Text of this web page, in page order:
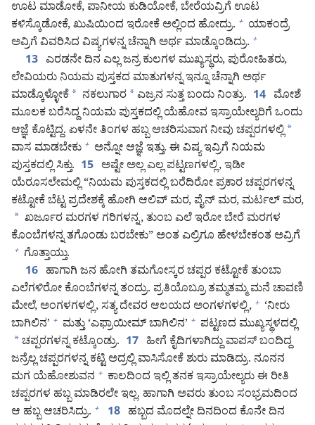
ಊಟ ಮಾಡೋಕೆ, ಪಾನೀಯ ಕುಡಿಯೋಕೆ, ಬೇರೆಯವ್ರಿಗೆ ಊಟ
ಕಳಿಸ್ಕೊಡೋಕೆ, ಖುಷಿಯಿಂದ ಇರೋಕೆ ಅಲ್ಲಿಂದ ಹೋದ್ರು. + ಯಾಕಂದ್ರೆ
ಅವ್ರಿಗೆ ವಿವರಿಸಿದ ವಿಷ್ಯಗಳನ್ನ ಚೆನ್ನಾಗಿ ಅರ್ಥ ಮಾಡ್ಕೊಂಡಿದ್ರು. +
13 ಎರಡನೇ ದಿನ ಎಲ್ಲ ಜನ್ರ ಕುಲಗಳ ಮುಖ್ಯಸ್ಥರು, ಪುರೋಹಿತರು,
ಲೇವಿಯರು ನಿಯಮ ಪುಸ್ತಕದ ಮಾತುಗಳನ್ನ ಇನ್ನೂ ಚೆನ್ನಾಗಿ ಅರ್ಥ
ಮಾಡ್ಕೊಳ್ಳೋಕೆ * ನಕಲುಗಾರ *ಎಜ್ರನ ಸುತ್ತ ಬಂದು ನಿಂತ್ರು. 14 ಮೋಶೆ
ಮೂಲಕ ಬರೆಸಿದ್ದ ನಿಯಮ ಪುಸ್ತಕದಲ್ಲಿ ಯೆಹೋವ ಇಸ್ರಾಯೇಲ್ಯರಿಗೆ ಒಂದು
ಆಜ್ಞೆ ಕೊಟ್ಟಿದ್ದ. ಏಳನೇ ತಿಂಗಳ ಹಬ್ಬ ಆಚರಿಸುವಾಗ ನೀವು ಚಪ್ಪರಗಳಲ್ಲಿ *
ವಾಸ ಮಾಡಬೇಕು + ಅನ್ನೋ ಆಜ್ಞೆ ಇತ್ತು. ಈ ವಿಷ್ಯ ಇವ್ರಿಗೆ ನಿಯಮ
ಪುಸ್ತಕದಲ್ಲಿ ಸಿಕ್ತು. 15 ಅಷ್ಟೇ ಅಲ್ಲ ಎಲ್ಲ ಪಟ್ಟಣಗಳಲ್ಲಿ, ಇಡೀ
ಯೆರೂಸಲೇಮಲ್ಲಿ “ನಿಯಮ ಪುಸ್ತಕದಲ್ಲಿ ಬರೆದಿರೋ ಪ್ರಕಾರ ಚಪ್ಪರಗಳನ್ನ
ಕಟ್ಟೋಕೆ ಬೆಟ್ಟ ಪ್ರದೇಶಕ್ಕೆ ಹೋಗಿ ಆಲಿವ್‌ ಮರ, ಪೈನ್‌ ಮರ, ಮರ್ಟಲ್‌ ಮರ,
* ಖರ್ಜೂರ ಮರಗಳ ಗರಿಗಳನ್ನ, ತುಂಬ ಎಲೆ ಇರೋ ಬೇರೆ ಮರಗಳ
ಕೊಂಬೆಗಳನ್ನ ತಗೊಂಡು ಬರಬೇಕು” ಅಂತ ಎಲ್ರಿಗೂ ಹೇಳಬೇಕಂತ ಅವ್ರಿಗೆ
+ ಗೊತ್ತಾಯ್ತು.
16 ಹಾಗಾಗಿ ಜನ ಹೋಗಿ ತಮಗೋಸ್ಕರ ಚಪ್ಪರ ಕಟ್ಟೋಕೆ ತುಂಬಾ
ಎಲೆಗಳಿರೋ ಕೊಂಬೆಗಳನ್ನ ತಂದ್ರು. ಪ್ರತಿಯೊಬ್ರೂ ತಮ್ಮತಮ್ಮ ಮನೆ ಚಾವಣಿ
ಮೇಲೆ, ಅಂಗಳಗಳಲ್ಲಿ, ಸತ್ಯ ದೇವರ ಆಲಯದ ಅಂಗಳಗಳಲ್ಲಿ, + ‘ನೀರು
ಬಾಗಿಲಿನ’ + ಮತ್ತು ‘ಎಫ್ರಾಯೀಮ್‌ ಬಾಗಿಲಿನ’ + ಪಟ್ಟಣದ ಮುಖ್ಯಸ್ಥಳದಲ್ಲಿ
*ಚಪ್ಪರಗಳನ್ನ ಕಟ್ಕೊಂಡ್ರು. 17 ಹೀಗೆ ಕೈದಿಗಳಾಗಿದ್ದು ವಾಪಸ್‌ ಬಂದಿದ್ದ
ಜನ್ರೆಲ್ಲ ಚಪ್ಪರಗಳನ್ನ ಕಟ್ಟಿ ಅದ್ರಲ್ಲಿ ವಾಸಿಸೋಕೆ ಶುರು ಮಾಡಿದ್ರು. ನೂನನ
ಮಗ ಯೆಹೋಶುವನ + ಕಾಲದಿಂದ ಇಲ್ಲಿ ತನಕ ಇಸ್ರಾಯೇಲ್ಯರು ಈ ರೀತಿ
ಚಪ್ಪರಗಳ ಹಬ್ಬ ಮಾಡಿರಲೇ ಇಲ್ಲ. ಹಾಗಾಗಿ ಅವರು ತುಂಬ ಸಂಭ್ರಮದಿಂದ
ಆ ಹಬ್ಬ ಆಚರಿಸಿದ್ರು. + 18 ಹಬ್ಬದ ಮೊದಲ್ನೇ ದಿನದಿಂದ ಕೊನೇ ದಿನ